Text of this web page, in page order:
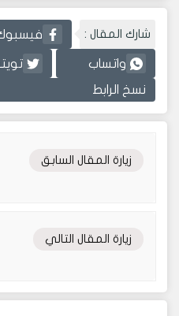
شارك المقال :
واتساب
نسخ الرابط
زيارة المقال السابق
زيارة المقال التالي